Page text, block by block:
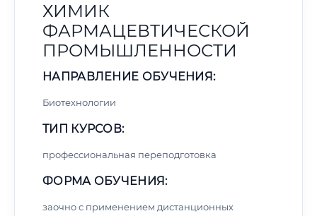
ХИМИК
ФАРМАЦЕВТИЧЕСКОЙ
ПРОМЫШЛЕННОСТИ
НАПРАВЛЕНИЕ ОБУЧЕНИЯ:
Биотехнологии
ТИП КУРСОВ:
профессиональная переподготовка
ФОРМА ОБУЧЕНИЯ:
заочно с применением дистанционных